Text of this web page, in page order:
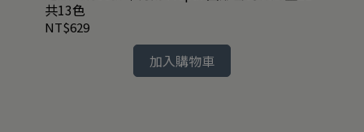
共13色
NT$629
加入購物車